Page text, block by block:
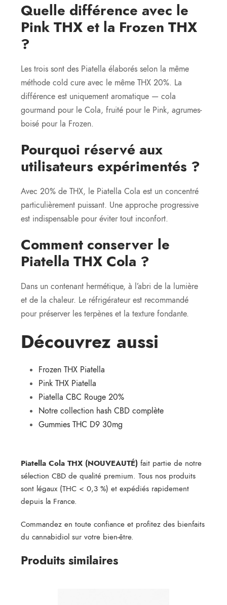
Quelle différence avec le
Pink THX et la Frozen THX
?
Les trois sont des Piatella élaborés selon la même
méthode cold cure avec le même THX 20%. La
différence est uniquement aromatique — cola
gourmand pour le Cola, fruité pour le Pink, agrumes-
boisé pour la Frozen.
Pourquoi réservé aux
utilisateurs expérimentés ?
Avec 20% de THX, le Piatella Cola est un concentré
particulièrement puissant. Une approche progressive
est indispensable pour éviter tout inconfort.
Comment conserver le
Piatella THX Cola ?
Dans un contenant hermétique, à l’abri de la lumière
et de la chaleur. Le réfrigérateur est recommandé
pour préserver les terpènes et la texture fondante.
Découvrez aussi
Frozen THX Piatella
Pink THX Piatella
Piatella CBC Rouge 20%
Notre collection hash CBD complète
Gummies THC D9 30mg
Piatella Cola THX (NOUVEAUTÉ) fait partie de notre
sélection CBD de qualité premium. Tous nos produits
sont légaux (THC < 0,3 %) et expédiés rapidement
depuis la France.
Commandez en toute confiance et profitez des bienfaits
du cannabidiol sur votre bien-être.
Produits similaires